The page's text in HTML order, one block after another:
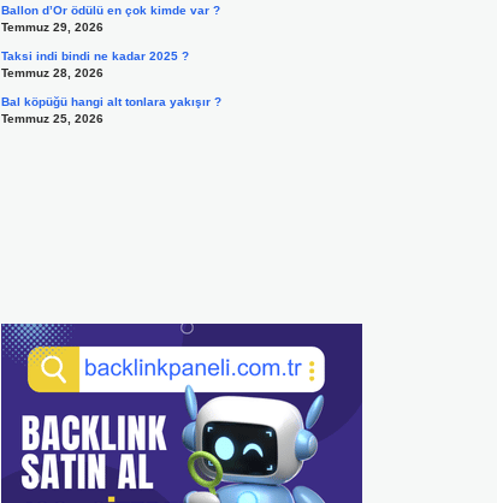
Ballon d’Or ödülü en çok kimde var ?
Temmuz 29, 2026
Taksi indi bindi ne kadar 2025 ?
Temmuz 28, 2026
Bal köpüğü hangi alt tonlara yakışır ?
Temmuz 25, 2026